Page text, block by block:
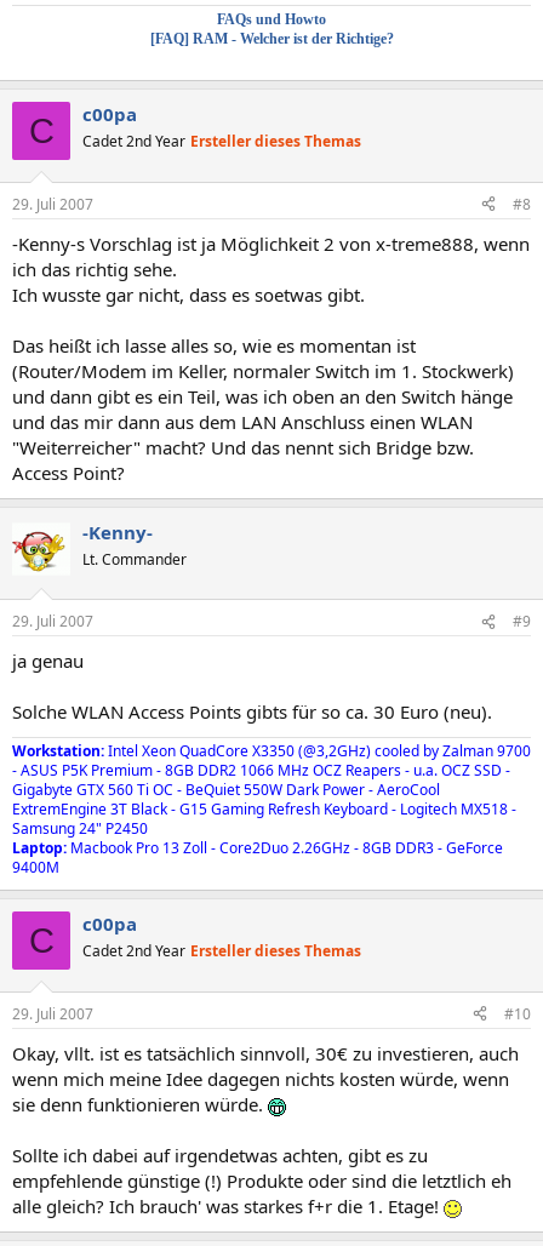
FAQs und Howto
[FAQ] RAM - Welcher ist der Richtige?
C c00pa
Cadet 2nd Year Ersteller dieses Themas
29. Juli 2007 #8
-Kenny-s Vorschlag ist ja Möglichkeit 2 von x-treme888, wenn
ich das richtig sehe.
Ich wusste gar nicht, dass es soetwas gibt.
Das heißt ich lasse alles so, wie es momentan ist
(Router/Modem im Keller, normaler Switch im 1. Stockwerk)
und dann gibt es ein Teil, was ich oben an den Switch hänge
und das mir dann aus dem LAN Anschluss einen WLAN
"Weiterreicher" macht? Und das nennt sich Bridge bzw.
Access Point?
-Kenny-
Lt. Commander
29. Juli 2007 #9
ja genau
Solche WLAN Access Points gibts für so ca. 30 Euro (neu).
Workstation:Intel Xeon QuadCore X3350 (@3,2GHz) cooled by Zalman 9700
- ASUS P5K Premium - 8GB DDR2 1066 MHz OCZ Reapers - u.a. OCZ SSD -
Gigabyte GTX 560 Ti OC - BeQuiet 550W Dark Power - AeroCool
ExtremEngine 3T Black - G15 Gaming Refresh Keyboard - Logitech MX518 -
Samsung 24" P2450
Laptop: Macbook Pro 13 Zoll - Core2Duo 2.26GHz - 8GB DDR3 - GeForce
9400M
C c00pa
Cadet 2nd Year Ersteller dieses Themas
29. Juli 2007 #10
Okay, vllt. ist es tatsächlich sinnvoll, 30€ zu investieren, auch
wenn mich meine Idee dagegen nichts kosten würde, wenn
sie denn funktionieren würde.
Sollte ich dabei auf irgendetwas achten, gibt es zu
empfehlende günstige (!) Produkte oder sind die letztlich eh
alle gleich? Ich brauch' was starkes f+r die 1. Etage!